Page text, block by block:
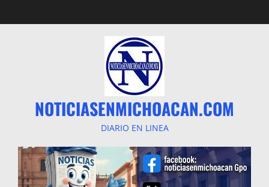
al
NOTICIASENMICHOACAN.COM
DIARIO EN LINEA